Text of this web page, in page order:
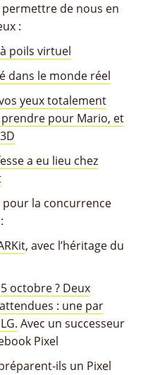
de nous en
:
poils virtuel
dans le monde réel
yeux totalement
pour Mario, et
a eu lieu chez
pour la concurrence
, avec l’héritage du
octobre ? Deux
: une par
Avec un successeur
Pixel
ils un Pixel